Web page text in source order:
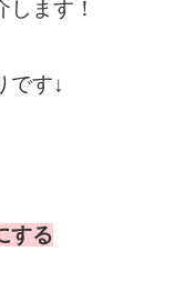
ます！
です↓
する